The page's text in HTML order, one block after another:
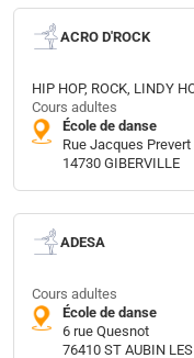
ACRO D'ROCK
HIP HOP, ROCK, LINDY
Cours adultes
École de danse
Rue Jacques Prevert
14730 GIBERVILLE
ADESA
Cours adultes
École de danse
6 rue Quesnot
76410 ST AUBIN LES